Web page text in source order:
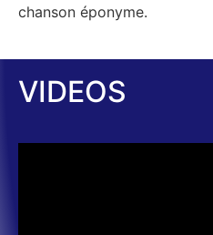
chanson éponyme.
VIDEOS